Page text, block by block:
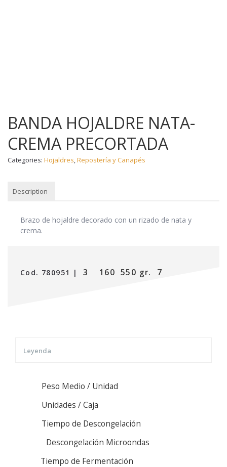
BANDA HOJALDRE NATA-
CREMA PRECORTADA
Categories: Hojaldres,Repostería y Canapés
Description
DESCRIPTION
Brazo de hojaldre decorado con un rizado de nata y
crema.
Cod. 780951 | 3 160 550 gr. 7
Leyenda
Peso Medio / Unidad
Unidades / Caja
Tiempo de Descongelación
Descongelación Microondas
Tiempo de Fermentación